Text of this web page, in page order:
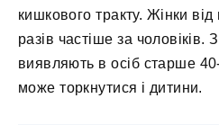
кишкового тракту. Жінки
разів частіше за
виявляють в осіб старше
може торкнутися і дитини.